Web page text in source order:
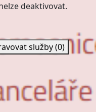
deaktivovat.
služby(0)